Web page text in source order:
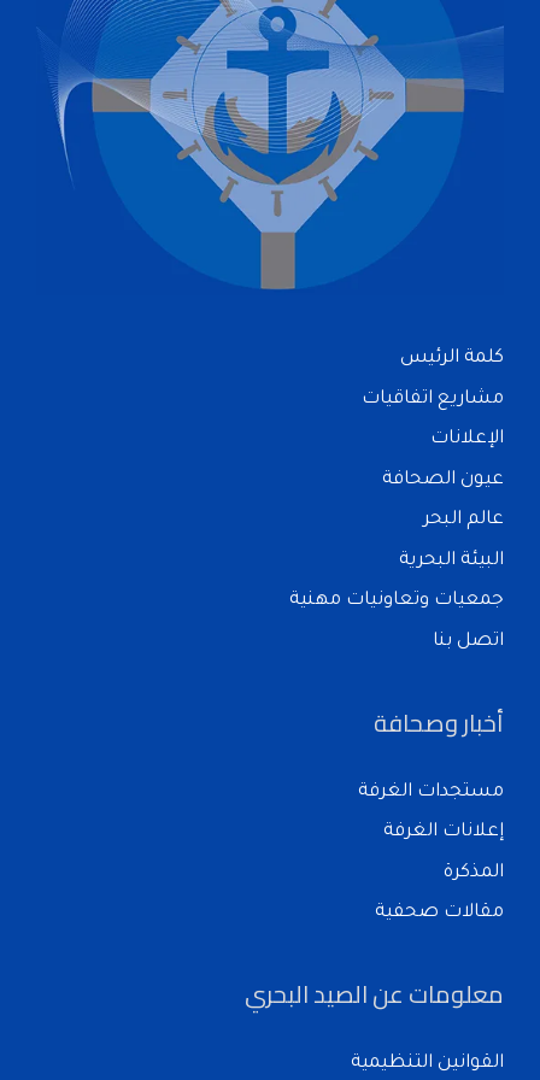
كلمة الرئيس
مشاريع اتفاقيات
الإعلانات
عيون الصحافة
عالم البحر
البيئة البحرية
جمعيات وتعاونيات مهنية
اتصل بنا
أخبار وصحافة
مستجدات الغرفة
إعلانات الغرفة
المذكرة
مقالات صحفية
معلومات عن الصيد البحري
القوانين التنظيمية